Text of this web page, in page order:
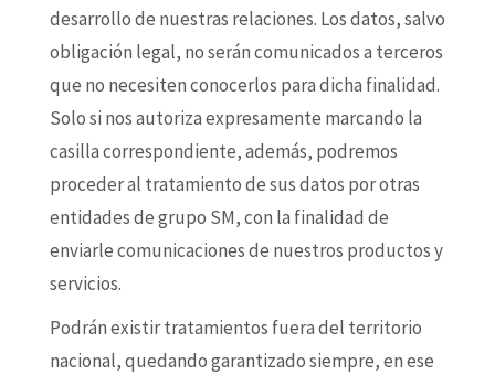
desarrollo de nuestras relaciones. Los datos, salvo
obligación legal, no serán comunicados a terceros
que no necesiten conocerlos para dicha finalidad.
Solo si nos autoriza expresamente marcando la
casilla correspondiente, además, podremos
proceder al tratamiento de sus datos por otras
entidades de grupo SM, con la finalidad de
enviarle comunicaciones de nuestros productos y
servicios.
Podrán existir tratamientos fuera del territorio
nacional, quedando garantizado siempre, en ese